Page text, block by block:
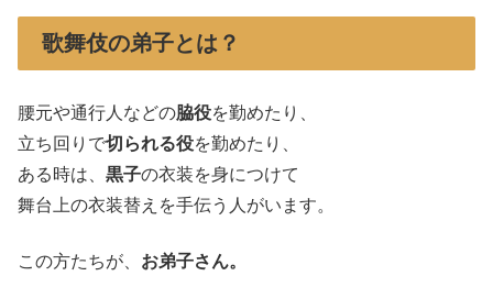
歌舞伎の弟子とは？
腰元や通行人などの脇役を勤めたり、
立ち回りで切られる役を勤めたり、
ある時は、 黒子の衣装を身につけて
舞台上の衣装替えを手伝う人がいます。
この方たちが、 お弟子さん。